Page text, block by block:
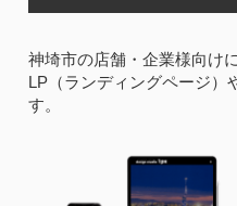
神埼市の店舗・企業様向け
LP（ランディングページ）
す。